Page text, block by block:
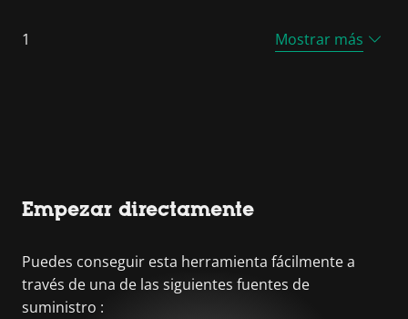
1 Mostrar más
Empezar directamente
Puedes conseguir esta herramienta fácilmente a
través de una de las siguientes fuentes de
suministro :